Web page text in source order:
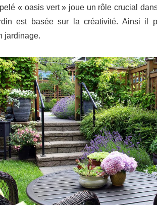
« oasis vert » joue un rôle crucial
est basée sur la créativité. Ainsi il
jardinage.